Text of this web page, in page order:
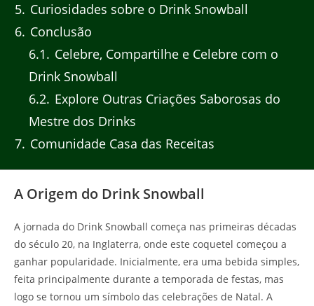
5 Curiosidades sobre o Drink Snowball
6 Conclusão
6.1
Celebre, Compartilhe e Celebre com o
Drink Snowball
6.2 Explore Outras Criações Saborosas do
Mestre dos Drinks
7 Comunidade Casa das Receitas
A Origem do Drink Snowball
A jornada do Drink Snowball começa nas primeiras décadas
do século 20, na Inglaterra, onde este coquetel começou a
ganhar popularidade. Inicialmente, era uma bebida simples,
feita principalmente durante a temporada de festas, mas
logo se tornou um símbolo das celebrações de Natal. A